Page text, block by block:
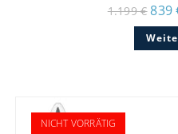
1.199€
Preis
war:
839
NICHT VORRÄTIG